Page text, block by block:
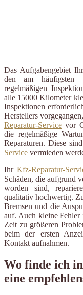
Das Aufgabengebiet
den am häufigsten
regelmäßigen
alle 15000 Kilometer
Inspektionen
Herstellers
Reparatur-Service vor
die regelmäßige
Reparaturen. Diese
Service vermieden
Ihr Kfz-Reparatur-
Schäden, die aufgrund
worden sind,
qualitativ hochwertig.
Bremsen und die
auf. Auch kleine
Zeit zu größeren
beim der ersten
Kontakt aufnahmen.
Wo finde ich
eine